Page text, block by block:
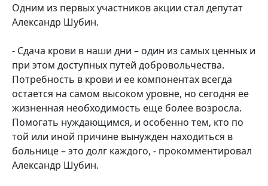
Одним из первых участников акции стал депутат
Александр Шубин.
- Сдача крови в наши дни – один из самых ценных и
при этом доступных путей добровольчества.
Потребность в крови и ее компонентах всегда
остается на самом высоком уровне, но сегодня ее
жизненная необходимость еще более возросла.
Помогать нуждающимся, и особенно тем, кто по
той или иной причине вынужден находиться в
больнице – это долг каждого, - прокомментировал
Александр Шубин.